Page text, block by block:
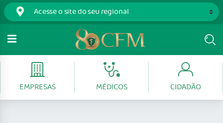
EMPRESAS MÉDICOS CIDADÃO